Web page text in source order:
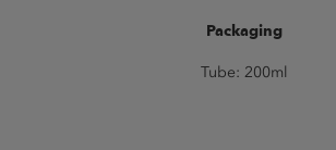
Packaging
Tube: 200ml